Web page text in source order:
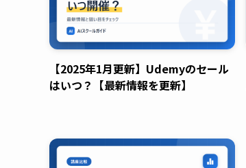
【2025年1月更新】Udemyのセール
はいつ？【最新情報を更新】